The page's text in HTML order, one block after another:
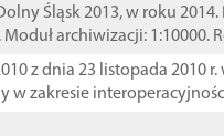
Śląsk 2013, w roku
Moduł archiwizacji:
z dnia 23 listopada
w zakresie